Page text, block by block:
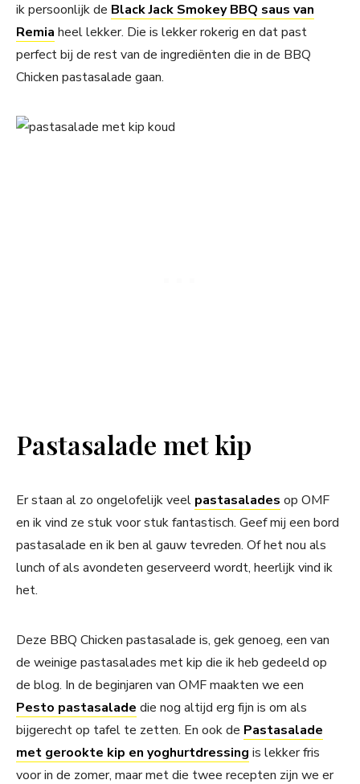
ik persoonlijk de Black Jack Smokey BBQ saus van
Remia heel lekker. Die is lekker rokerig en dat past
perfect bij de rest van de ingrediënten die in de BBQ
Chicken pastasalade gaan.
Pastasalade met kip
Er staan al zo ongelofelijk veel pastasalades op OMF
en ik vind ze stuk voor stuk fantastisch. Geef mij een bord
pastasalade en ik ben al gauw tevreden. Of het nou als
lunch of als avondeten geserveerd wordt, heerlijk vind ik
het.
Deze BBQ Chicken pastasalade is, gek genoeg, een van
de weinige pastasalades met kip die ik heb gedeeld op
de blog. In de beginjaren van OMF maakten we een
Pesto pastasalade die nog altijd erg fijn is om als
bijgerecht op tafel te zetten. En ook de Pastasalade
met gerookte kip en yoghurtdressing is lekker fris
voor in de zomer, maar met die twee recepten zijn we er